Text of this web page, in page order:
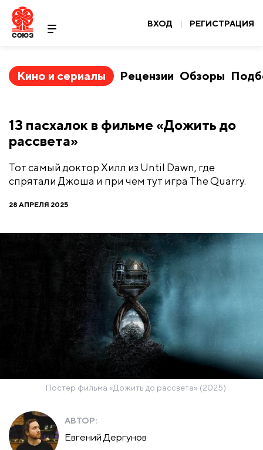
ВХОД | РЕГИСТРАЦИЯ
Кино и сериалы Рецензии Обзоры
​13 пасхалок в фильме «Дожить до
рассвета»
Тот самый доктор Хилл из Until Dawn, где
спрятали Джоша и при чем тут игра The Quarry.
28 АПРЕЛЯ 2025
Постер фильма «Дожить до рассвета» (2025)
АВТОР:
Евгений Дергунов